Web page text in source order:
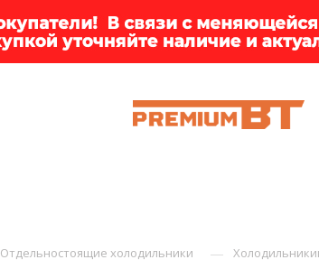
Отдельностоящие холодильники —